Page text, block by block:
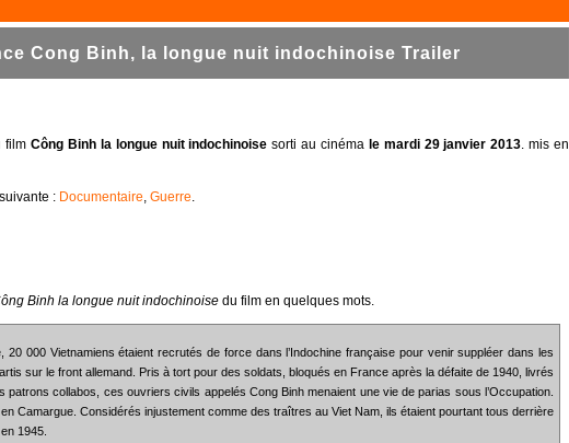
Cong Binh, la longue nuit indochinoise Trailer
filmCông Binh la longue nuit indochinoise sorti au cinéma le mardi 29 janvier 2013. mis en
: Documentaire, Guerre.
Binh la longue nuit indochinoise du film en quelques mots.
20 000 Vietnamiens étaient recrutés de force dans l’Indochine française pour venir suppléer dans les
sur le front allemand. Pris à tort pour des soldats, bloqués en France après la défaite de 1940, livrés
collabos, ces ouvriers civils appelés Cong Binh menaient une vie de parias sous l’Occupation.
Camargue. Considérés injustement comme des traîtres au Viet Nam, ils étaient pourtant tous derrière
1945.